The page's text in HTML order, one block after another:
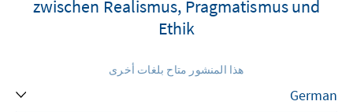
zwischen Realismus, Pragmatismus und
Ethik
هذا المنشور متاح بلغات أخرى